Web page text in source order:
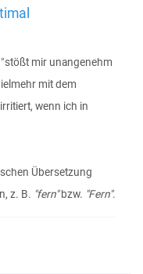
stößt mir unangenehm
mit dem
wenn ich in
Übersetzung
z. B. "fern"bzw. "Fern".